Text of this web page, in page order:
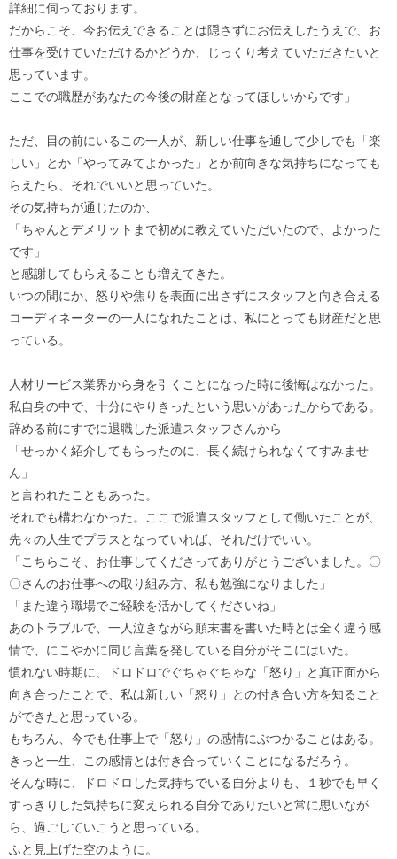
詳細に伺っております。
だからこそ、今お伝えできることは隠さずにお伝えしたうえで、お
仕事を受けていただけるかどうか、じっくり考えていただきたいと
思っています。
ここでの職歴があなたの今後の財産となってほしいからです」
ただ、目の前にいるこの一人が、新しい仕事を通して少しでも「楽
しい」とか「やってみてよかった」とか前向きな気持ちになっても
らえたら、それでいいと思っていた。
その気持ちが通じたのか、
「ちゃんとデメリットまで初めに教えていただいたので、よかった
です」
と感謝してもらえることも増えてきた。
いつの間にか、怒りや焦りを表面に出さずにスタッフと向き合える
コーディネーターの一人になれたことは、私にとっても財産だと思
っている。
人材サービス業界から身を引くことになった時に後悔はなかった。
私自身の中で、十分にやりきったという思いがあったからである。
辞める前にすでに退職した派遣スタッフさんから
「せっかく紹介してもらったのに、長く続けられなくてすみませ
ん」
と言われたこともあった。
それでも構わなかった。ここで派遣スタッフとして働いたことが、
先々の人生でプラスとなっていれば、それだけでいい。
「こちらこそ、お仕事してくださってありがとうございました。〇
〇さんのお仕事への取り組み方、私も勉強になりました」
「また違う職場でご経験を活かしてくださいね」
あのトラブルで、一人泣きながら顛末書を書いた時とは全く違う感
情で、にこやかに同じ言葉を発している自分がそこにはいた。
慣れない時期に、ドロドロでぐちゃぐちゃな「怒り」と真正面から
向き合ったことで、私は新しい「怒り」との付き合い方を知ること
ができたと思っている。
もちろん、今でも仕事上で「怒り」の感情にぶつかることはある。
きっと一生、この感情とは付き合っていくことになるだろう。
そんな時に、ドロドロした気持ちでいる自分よりも、１秒でも早く
すっきりした気持ちに変えられる自分でありたいと常に思いなが
ら、過ごしていこうと思っている。
ふと見上げた空のように。